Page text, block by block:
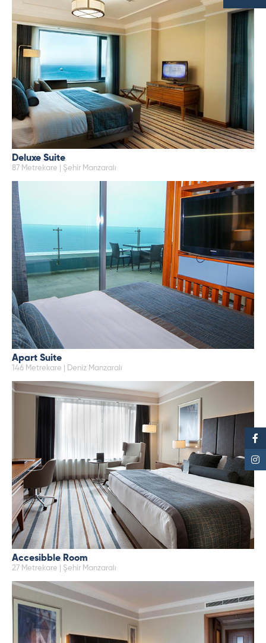
Deluxe Suite
87 Metrekare | Şehir Manzaralı
Apart Suite
146 Metrekare | Deniz Manzaralı
Accesibble Room
27 Metrekare | Şehir Manzaralı